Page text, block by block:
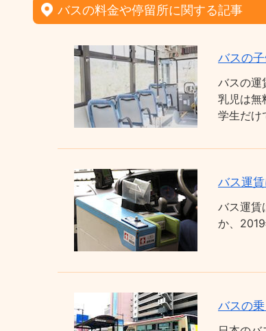
バスの料金や停留所に関する記事
バスの
バスの運
乳児は無
学生だけ
バス運
バス運賃
か、
バスの